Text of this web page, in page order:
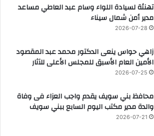
تهنئة لسيادة اللواء وسام عبد العاطي مساعد
مدير أمن شمال سيناء
2026-07-28
زاهي حواس ينعى الدكتور محمد عبد المقصود
الأمين العام الأسبق للمجلس الأعلى للآثار
2026-07-25
محافظ بني سويف يقدم واجب العزاء فى وفاة
والدة مدير مكتب اليوم السابع ببني سويف
2026-07-21